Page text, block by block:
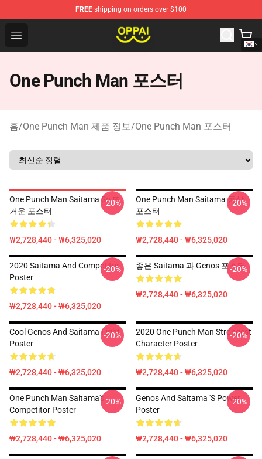
FREE shipping on orders over $100
Open menu
Oppai Store - Official Oppai Merchandise Shop
One Punch Man 포스터
홈/One Punch Man 제품 정보/One Punch Man 포스터
One Punch Man Saitama So 뜨
거운 포스터
₩2,728,440 - ₩6,325,020
-20%
One Punch Man Saitama 동상
포스터
₩2,728,440 - ₩6,325,020
-20%
2020 Saitama And Competitor
Poster
₩2,728,440 - ₩6,325,020
-20% 좋은 Saitama 과 Genos 포스터
₩2,728,440 - ₩6,325,020
-20%
Cool Genos And Saitama Fight
Poster
₩2,728,440 - ₩6,325,020
-20%
2020 One Punch Man Strongest
Character Poster
₩2,728,440 - ₩6,325,020
-20%
One Punch Man Saitama's
Competitor Poster
₩2,728,440 - ₩6,325,020
-20%
Genos And Saitama 's Power
Poster
₩2,728,440 - ₩6,325,020
-20%